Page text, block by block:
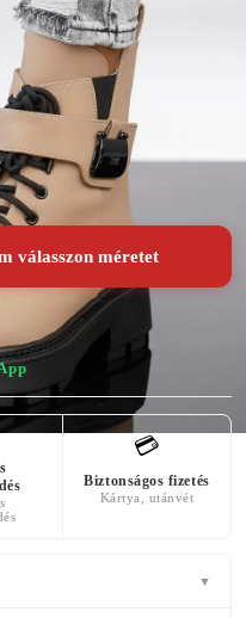
BELSŐ ANYAG
párnázott
válasszon méretet
💳
Biztonságos fizetés
Kártya, utánvét
▼